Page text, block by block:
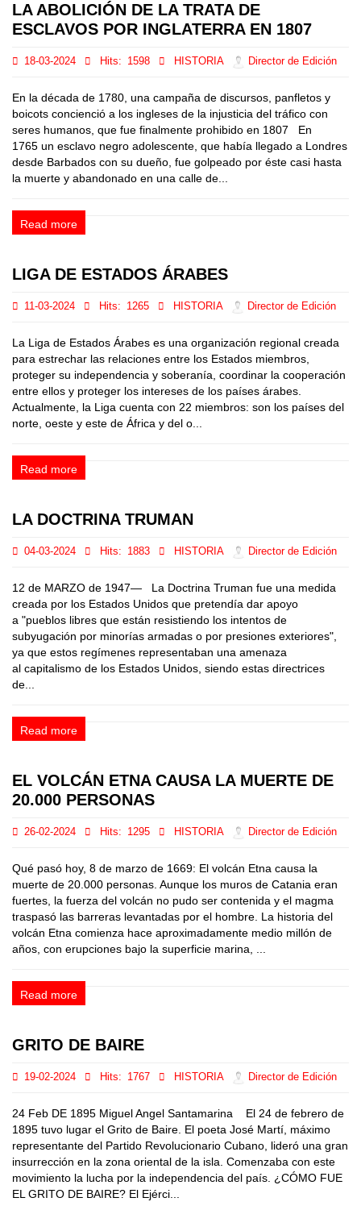
LA ABOLICIÓN DE LA TRATA DE
ESCLAVOS POR INGLATERRA EN 1807
18-03-2024 Hits: 1598 HISTORIA Director de Edición
En la década de 1780, una campaña de discursos, panfletos y
boicots concienció a los ingleses de la injusticia del tráfico con
seres humanos, que fue finalmente prohibido en 1807 En
1765 un esclavo negro adolescente, que había llegado a Londres
desde Barbados con su dueño, fue golpeado por éste casi hasta
la muerte y abandonado en una calle de...
Read more
LIGA DE ESTADOS ÁRABES
11-03-2024 Hits: 1265 HISTORIA Director de Edición
La Liga de Estados Árabes es una organización regional creada
para estrechar las relaciones entre los Estados miembros,
proteger su independencia y soberanía, coordinar la cooperación
entre ellos y proteger los intereses de los países árabes.
Actualmente, la Liga cuenta con 22 miembros: son los países del
norte, oeste y este de África y del o...
Read more
LA DOCTRINA TRUMAN
04-03-2024 Hits: 1883 HISTORIA Director de Edición
12 de MARZO de 1947— La Doctrina Truman fue una medida
creada por los Estados Unidos que pretendía dar apoyo
a "pueblos libres que están resistiendo los intentos de
subyugación por minorías armadas o por presiones exteriores",
ya que estos regímenes representaban una amenaza
al capitalismo de los Estados Unidos, siendo estas directrices
de...
Read more
EL VOLCÁN ETNA CAUSA LA MUERTE DE
20.000 PERSONAS
26-02-2024 Hits: 1295 HISTORIA Director de Edición
Qué pasó hoy, 8 de marzo de 1669: El volcán Etna causa la
muerte de 20.000 personas. Aunque los muros de Catania eran
fuertes, la fuerza del volcán no pudo ser contenida y el magma
traspasó las barreras levantadas por el hombre. La historia del
volcán Etna comienza hace aproximadamente medio millón de
años, con erupciones bajo la superficie marina, ...
Read more
GRITO DE BAIRE
19-02-2024 Hits: 1767 HISTORIA Director de Edición
24 Feb DE 1895 Miguel Angel Santamarina El 24 de febrero de
1895 tuvo lugar el Grito de Baire. El poeta José Martí, máximo
representante del Partido Revolucionario Cubano, lideró una gran
insurrección en la zona oriental de la isla. Comenzaba con este
movimiento la lucha por la independencia del país. ¿CÓMO FUE
EL GRITO DE BAIRE? El Ejérci...